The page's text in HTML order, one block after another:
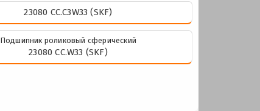
23080 CC.C3W33 (SKF)
Подшипник роликовый сферический
23080 CC.W33 (SKF)